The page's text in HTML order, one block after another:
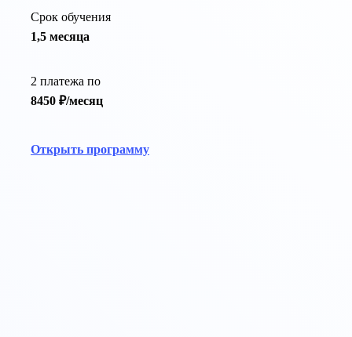
Срок обучения
1,5 месяца
2 платежа по
8450 ₽/месяц
Открыть программу